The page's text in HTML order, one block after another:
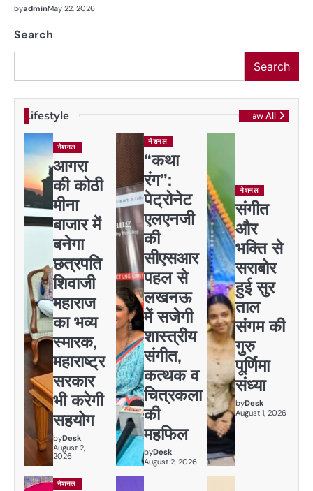
byadminMay 22, 2026
Search
Search
Lifestyle View All
नेशनल
आगरा
की कोठी
मीना
बाजार में
बनेगा
छत्रपति
शिवाजी
महाराज
का भव्य
स्मारक,
महाराष्ट्र
सरकार
भी करेगी
सहयोग
byDesk
August 2,
2026
नेशनल
“कथा
रंग”:
पेट्रोनेट
एलएनजी
की
सीएसआर
पहल से
लखनऊ
में सजेगी
शास्त्रीय
संगीत,
कत्थक व
चित्रकला
की
महफिल
byDesk
August 2, 2026
नेशनल
संगीत
और
भक्ति से
सराबोर
हुई सुर
ताल
संगम की
गुरु
पूर्णिमा
संध्या
byDesk
August 1, 2026
नेशनल